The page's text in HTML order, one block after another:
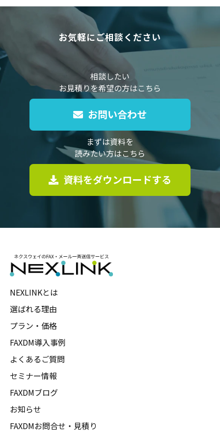
お気軽にご相談ください
相談したい
お見積りを希望の方はこちら
お問い合わせ
まずは資料を
読みたい方はこちら
資料をダウンロードする
NEXLINKとは
選ばれる理由
プラン・価格
FAXDM導入事例
よくあるご質問
セミナー情報
FAXDMブログ
お知らせ
FAXDMお問合せ・見積り